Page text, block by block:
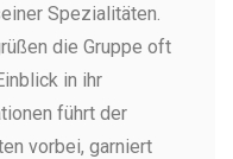
Spezialitäten.
die Gruppe oft
in ihr
führt der
vorbei, garniert